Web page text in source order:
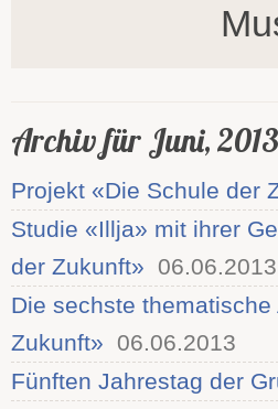
Archiv für Juni, 2013
Projekt «Die Schule der
Studie «Illja» mit ihrer
der Zukunft» 06.06.2013
Die sechste
Zukunft» 06.06.2013
Fünften Jahrestag der